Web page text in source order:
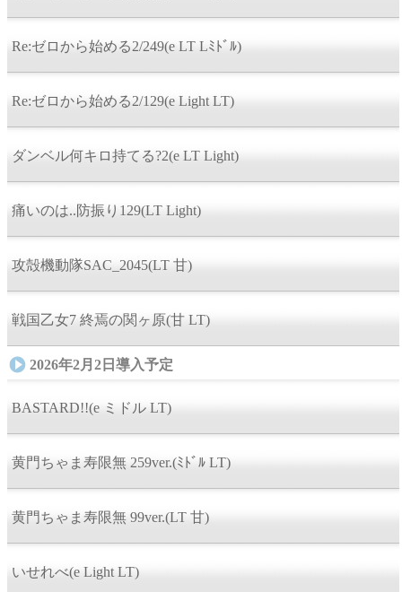
Re:ゼロから始める2/249(e LT Lﾐﾄﾞﾙ)
Re:ゼロから始める2/129(e Light LT)
ダンベル何キロ持てる?2(e LT Light)
痛いのは..防振り129(LT Light)
攻殻機動隊SAC_2045(LT 甘)
戦国乙女7 終焉の関ヶ原(甘 LT)
2026年2月2日導入予定
BASTARD!!(e ミドル LT)
黄門ちゃま寿限無 259ver.(ﾐﾄﾞﾙ LT)
黄門ちゃま寿限無 99ver.(LT 甘)
いせれべ(e Light LT)